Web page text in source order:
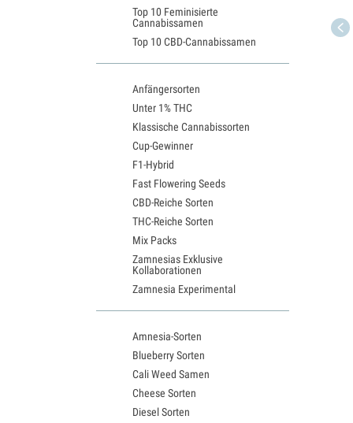
Top 10 Feminisierte
Cannabissamen
Top 10 CBD-Cannabissamen
Anfängersorten
Unter 1% THC
Klassische Cannabissorten
Cup-Gewinner
F1-Hybrid
Fast Flowering Seeds
CBD-Reiche Sorten
THC-Reiche Sorten
Mix Packs
Zamnesias Exklusive
Kollaborationen
Zamnesia Experimental
Amnesia-Sorten
Blueberry Sorten
Cali Weed Samen
Cheese Sorten
Diesel Sorten